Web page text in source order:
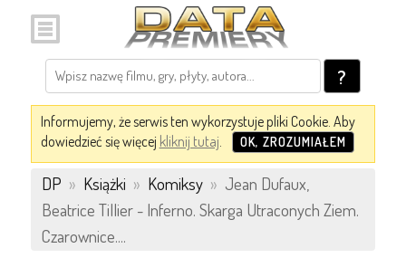
?
Informujemy, że serwis ten wykorzystuje pliki Cookie. Aby
dowiedzieć się więcej kliknij tutaj. OK, ZROZUMIAŁEM
DP » Książki » Komiksy » Jean Dufaux,
Beatrice Tillier - Inferno. Skarga Utraconych Ziem.
Czarownice....